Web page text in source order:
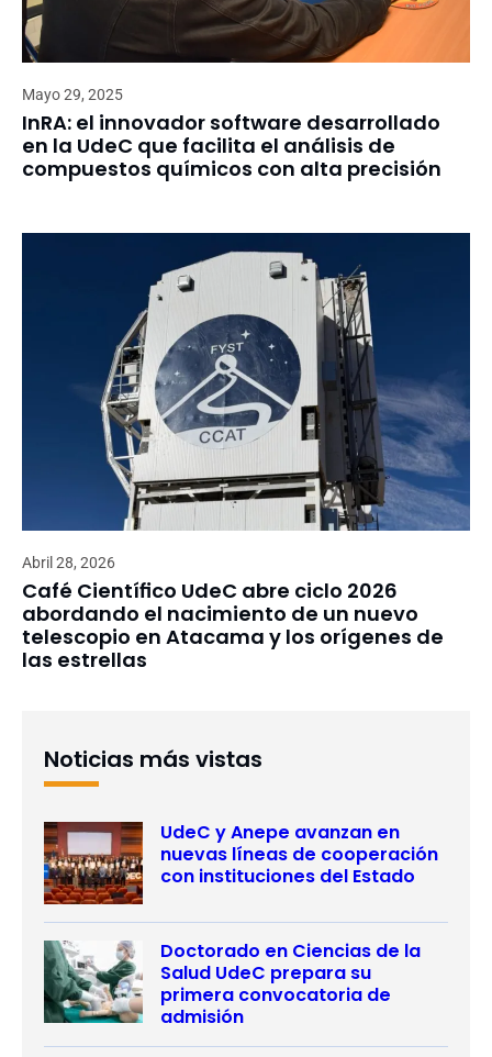
Mayo 29, 2025
InRA: el innovador software desarrollado
en la UdeC que facilita el análisis de
compuestos químicos con alta precisión
Abril 28, 2026
Café Científico UdeC abre ciclo 2026
abordando el nacimiento de un nuevo
telescopio en Atacama y los orígenes de
las estrellas
Noticias más vistas
UdeC y Anepe avanzan en
nuevas líneas de cooperación
con instituciones del Estado
Doctorado en Ciencias de la
Salud UdeC prepara su
primera convocatoria de
admisión